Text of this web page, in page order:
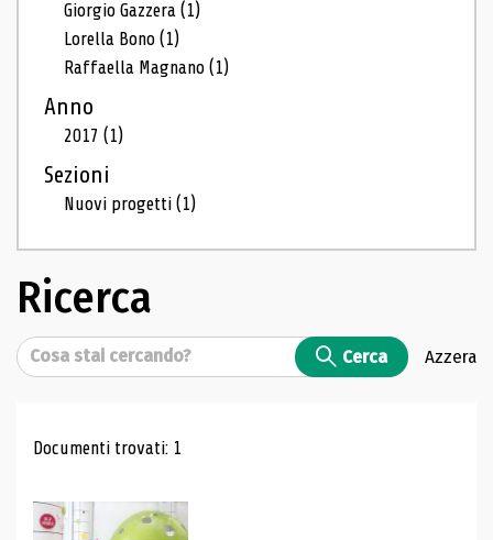
Giorgio Gazzera(1)
Lorella Bono(1)
Raffaella Magnano(1)
Anno
2017(1)
Sezioni
Nuovi progetti(1)
Ricerca
Cerca Cerca Azzera
Risultati di ricerca
Documenti trovati: 1